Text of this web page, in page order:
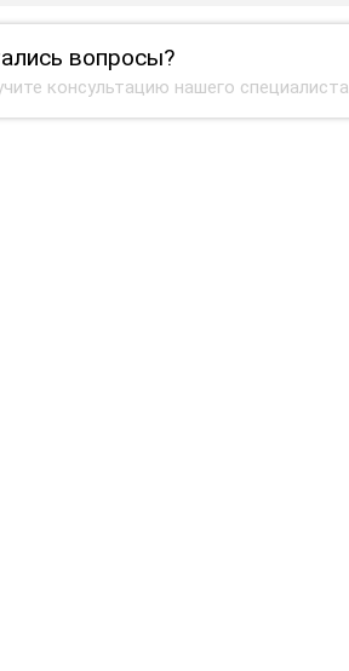
вопросы?
консультацию нашего специалиста